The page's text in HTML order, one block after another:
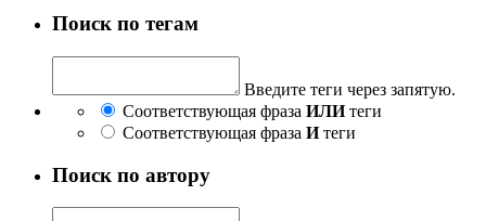
Поиск по тегам
Введите теги через запятую.
Соответствующая фраза ИЛИтеги
Соответствующая фраза Итеги
Поиск по автору